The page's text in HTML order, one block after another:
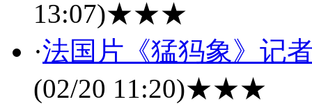
13:07)★★★
·法国片《猛犸象》记
(02/20 11:20)★★★